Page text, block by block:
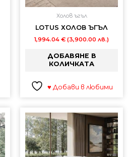
Холов ъгъл
LOTUS ХОЛОВ ЪГЪЛ
1,994.04 € (3,900.00 лв.)
ДОБАВЯНЕ В
КОЛИЧКАТА
♥ Добави в любими